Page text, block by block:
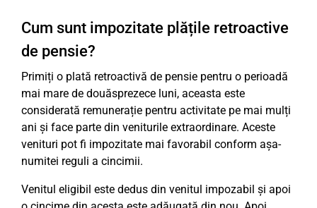
Cum sunt impozitate plățile retroactive
de pensie?
Primiți o plată retroactivă de pensie pentru o perioadă
mai mare de douăsprezece luni, aceasta este
considerată remunerație pentru activitate pe mai mulți
ani și face parte din veniturile extraordinare. Aceste
venituri pot fi impozitate mai favorabil conform așa-
numitei reguli a cincimii.
Venitul eligibil este dedus din venitul impozabil și apoi